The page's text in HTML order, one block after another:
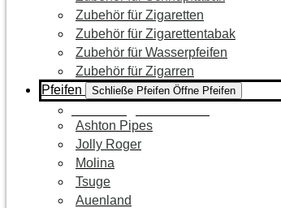
Zubehör für Zigaretten
Zubehör für Zigarettentabak
Zubehör für Wasserpfeifen
Zubehör für Zigarren
Pfeifen
Schließe Pfeifen Öffne Pfeifen
Ashton Pipes
Jolly Roger
Molina
Tsuge
Auenland